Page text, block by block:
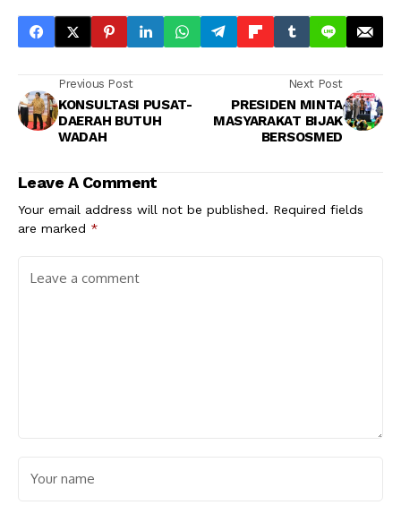
Previous Post
KONSULTASI PUSAT-
DAERAH BUTUH
WADAH
Next Post
PRESIDEN MINTA
MASYARAKAT BIJAK
BERSOSMED
Leave A Comment
Your email address will not be published. Required fields
are marked *